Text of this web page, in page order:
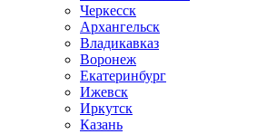
Черкесск
Архангельск
Владикавказ
Воронеж
Екатеринбург
Ижевск
Иркутск
Казань